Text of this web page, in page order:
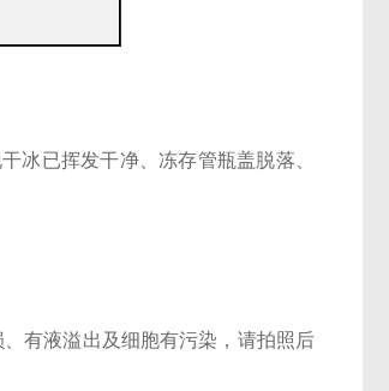
冰已挥发干净、冻存管瓶盖脱落、
有液溢出及细胞有污染，请拍照后